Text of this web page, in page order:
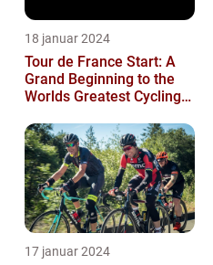
18 januar 2024
Tour de France Start: A
Grand Beginning to the
Worlds Greatest Cycling
17 januar 2024